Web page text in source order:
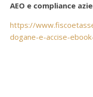
AEO e compliance
https://
dogane-e-accise-